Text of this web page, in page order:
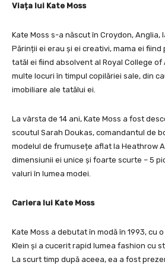
Viața lui Kate Moss
Kate Moss s-a născut în Croydon, Anglia,
Părinții ei erau și ei creativi, mama ei fiind
tatăl ei fiind absolvent al Royal College of
multe locuri în timpul copilăriei sale, din
imobiliare ale tatălui ei.
La vârsta de 14 ani, Kate Moss a fost
scoutul Sarah Doukas, comandantul de
modelul de frumusețe aflat la Heathrow
dimensiunii ei unice și foarte scurte – 5
valuri în lumea modei.
Cariera lui Kate Moss
Kate Moss a debutat în modă în 1993, cu
Klein și a cucerit rapid lumea fashion cu
La scurt timp după aceea, ea a fost